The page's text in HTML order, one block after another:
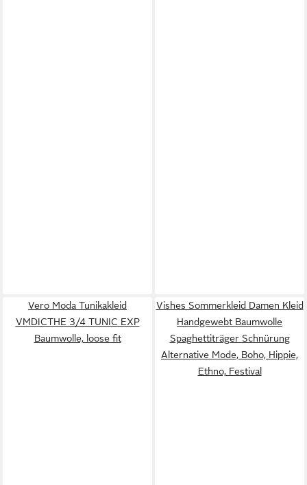
Vero Moda Tunikakleid
VMDICTHE 3/4 TUNIC EXP
Baumwolle, loose fit
Vishes Sommerkleid Damen Kleid
Handgewebt Baumwolle
Spaghettiträger Schnürung
Alternative Mode, Boho, Hippie,
Ethno, Festival